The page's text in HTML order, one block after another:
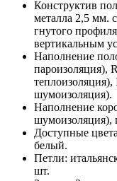
Конструктив
металла 2,5 мм.
гнутого
вертикальным
Наполнение
пароизоляция),
шумоизоляция).
Наполнение
шумоизоляция),
Доступные
белый.
Петли:
шт.